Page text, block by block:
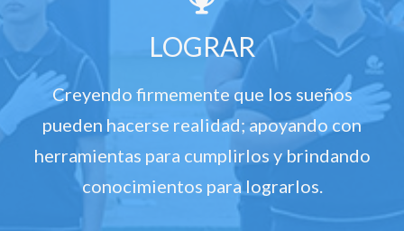
LOGRAR
Creyendo firmemente que los sueños
pueden hacerse realidad; apoyando con
herramientas para cumplirlos y brindando
conocimientos para lograrlos.